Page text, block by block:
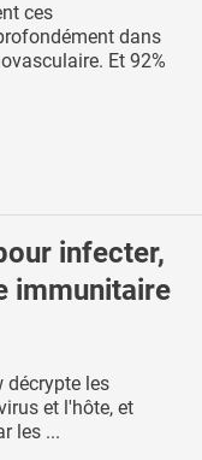
ces
dans
Et 92%
infecter,
immunitaire
décrypte les
et l'hôte, et
les ...